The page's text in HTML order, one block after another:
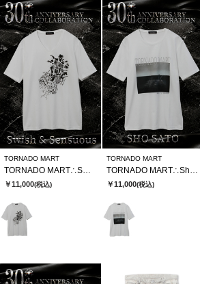
TORNADO MART
￥11,000(税込)
TORNADO MART
￥11,000(税込)